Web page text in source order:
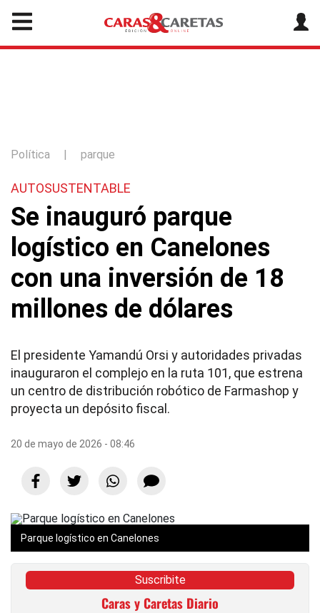
Política | parque
AUTOSUSTENTABLE
Se inauguró parque
logístico en Canelones
con una inversión de 18
millones de dólares
El presidente Yamandú Orsi y autoridades privadas
inauguraron el complejo en la ruta 101, que estrena
un centro de distribución robótico de Farmashop y
proyecta un depósito fiscal.
20 de mayo de 2026 - 08:46
Parque logístico en Canelones
Suscribite
Caras y Caretas Diario